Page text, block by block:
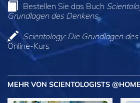
Bestellen Sie das Buch
Grundlagen des Denkens
Scientology: Die Grundlagen
Online-Kurs
MEHR VON SCIENTOLOGISTS @HOME